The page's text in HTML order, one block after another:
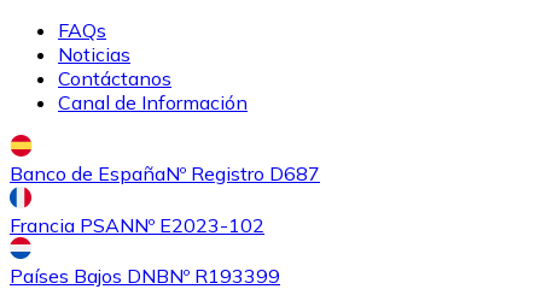
ComprarSushi
SUSHI
FAQs
Noticias
Contáctanos
Canal de Información
Banco de EspañaNº Registro D687
Francia PSANNº E2023-102
Países Bajos DNBNº R193399